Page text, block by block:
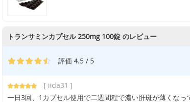
トランサミンカプセル 250mg 100錠 のレビュー
評価 4.5 / 5
[ iida31 ]
一日3回、1カプセル使用で二週間程で濃い肝斑が薄くな